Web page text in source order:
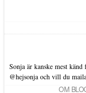
Sonja är kanske mest
@hejsonjaoch vill du maila
OM